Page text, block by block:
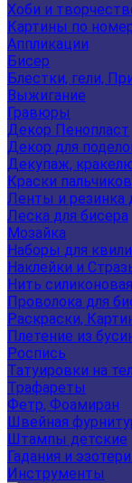
Хоби и
Картины по
Аппликации
Бисер
Блестки, гели,
Выжигание
Гравюры
Декор Пенопласт
Декор для
Декупаж,
Краски
Ленты и резинка
Леска для бисера
Мозайка
Наборы для
Наклейки и
Нить силиконовая
Проволока для
Раскраски,
Плетение из
Роспись
Татуировки на
Трафареты
Фетр, Фоамиран
Швейная
Штампы детские
Гадания и
Инструменты